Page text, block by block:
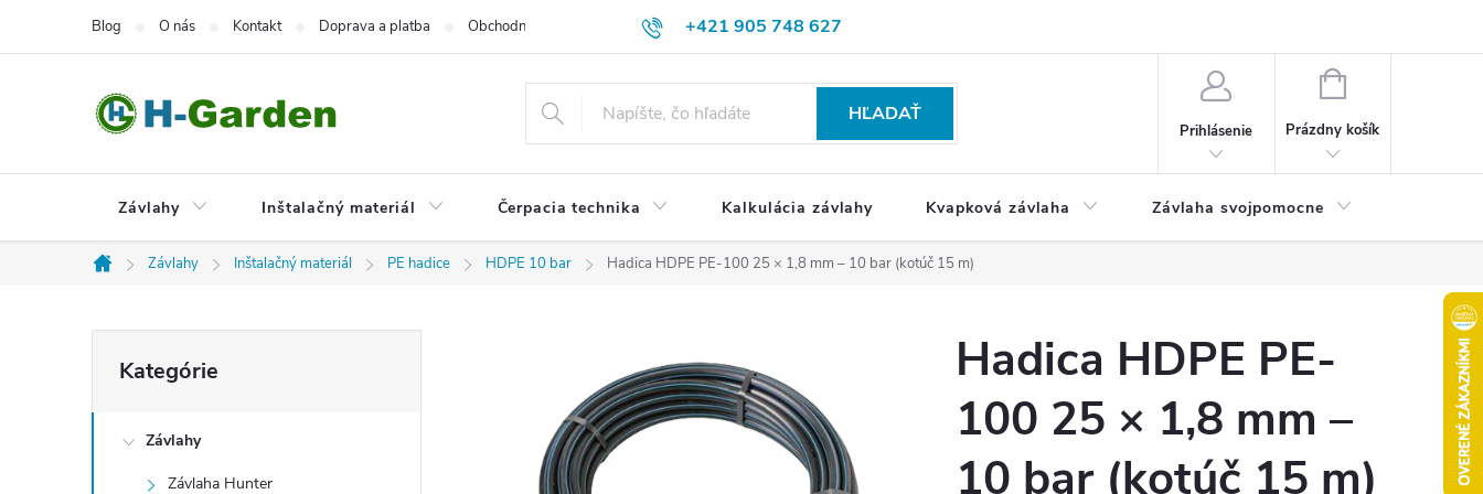
+421 905 748 627
Blog O nás Kontakt Doprava a platba Obchodné podmienky Ochrana osobných údajov
HĽADAŤ
Prihlásenie
NÁKUPNÝ
Prázdny košík
Závlahy Inštalačný materiál Čerpacia technika Kalkulácia závlahy Kvapková závlaha Závlaha svojpomocne
Domov
Závlahy Inštalačný materiál PE hadice HDPE 10 bar Hadica HDPE PE-100 25 × 1,8 mm – 10 bar (kotúč 15 m)
o
kategórie
Kategórie
Závlahy
Závlaha Hunter
Hadica HDPE PE-
100 25 × 1,8 mm –
10 bar (kotúč 15 m)